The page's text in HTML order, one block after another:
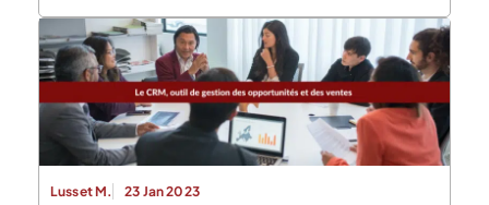
Lusset M. 23 Jan 2023